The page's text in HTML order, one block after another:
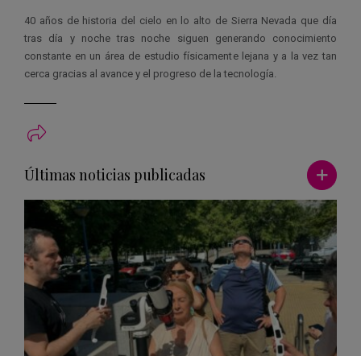
40 años de historia del cielo en lo alto de Sierra Nevada que día
tras día y noche tras noche siguen generando conocimiento
constante en un área de estudio físicamente lejana y a la vez tan
cerca gracias al avance y el progreso de la tecnología.
Últimas noticias publicadas Ver más